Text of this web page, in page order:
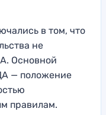
в том, что
не
Основной
— положение
правилам.